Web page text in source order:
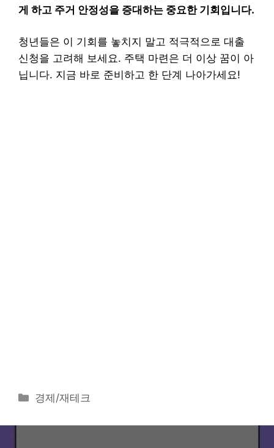
게 하고 주거 안정성을 증대하는 중요한 기회입니다.
청년들은 이 기회를 놓치지 말고 적극적으로 대출
신청을 고려해 보세요. 주택 마련은 더 이상 꿈이 아
닙니다. 지금 바로 준비하고 한 단계 나아가세요!
카
고
경제/재테크